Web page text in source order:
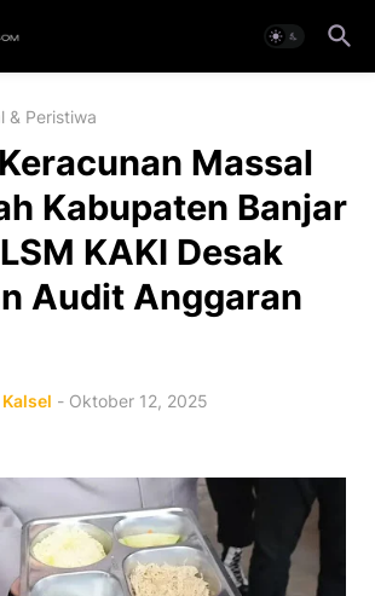
& Peristiwa
Massal
Kabupaten Banjar
KAKI Desak
Audit Anggaran
- Oktober 12, 2025